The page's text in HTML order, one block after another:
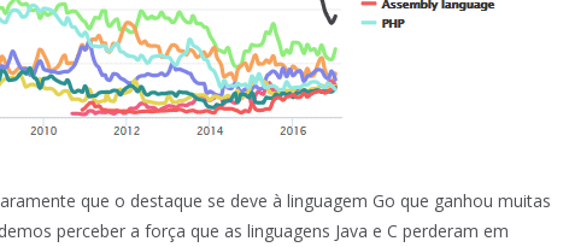
que o destaque se deve à linguagem Go que ganhou muitas
perceber a força que as linguagens Java e C perderam em